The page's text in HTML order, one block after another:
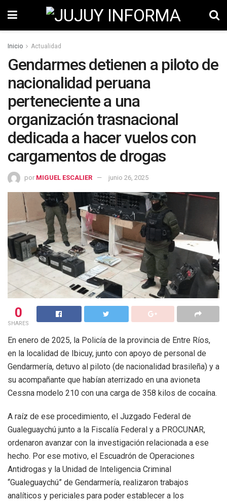
Inicio Actualidad
Gendarmes detienen a piloto de
nacionalidad peruana
perteneciente a una
organización trasnacional
dedicada a hacer vuelos con
cargamentos de drogas
por MIGUEL ESCALIER junio 26, 2025
0
SHARES
En enero de 2025, la Policía de la provincia de Entre Ríos,
en la localidad de Ibicuy, junto con apoyo de personal de
Gendarmería, detuvo al piloto (de nacionalidad brasileña) y a
su acompañante que habían aterrizado en una avioneta
Cessna modelo 210 con una carga de 358 kilos de cocaína.
A raíz de ese procedimiento, el Juzgado Federal de
Gualeguaychú junto a la Fiscalía Federal y a PROCUNAR,
ordenaron avanzar con la investigación relacionada a ese
hecho. Por ese motivo, el Escuadrón de Operaciones
Antidrogas y la Unidad de Inteligencia Criminal
“Gualeguaychú” de Gendarmería, realizaron trabajos
analíticos y periciales para poder establecer a los